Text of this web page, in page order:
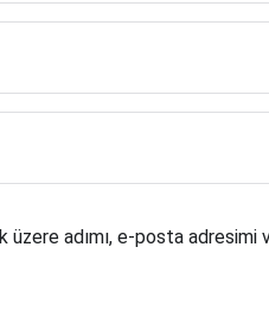
üzere adımı, e-posta